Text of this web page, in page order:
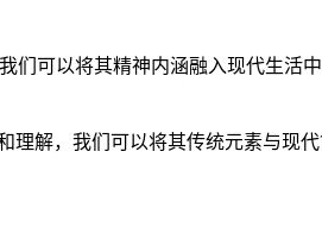
可以将其精神内涵融入现代生活
解，我们可以将其传统元素与现